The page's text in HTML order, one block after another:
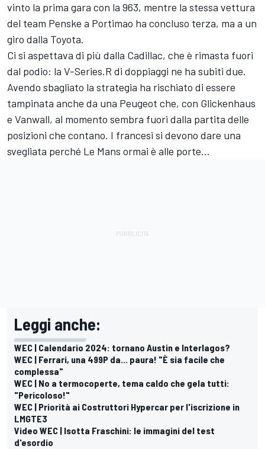
vinto la prima gara con la 963, mentre la stessa vettura
del team Penske a Portimao ha concluso terza, ma a un
giro dalla Toyota.
Ci si aspettava di più dalla Cadillac, che è rimasta fuori
dal podio: la V-Series.R di doppiaggi ne ha subiti due.
Avendo sbagliato la strategia ha rischiato di essere
tampinata anche da una Peugeot che, con Glickenhaus
e Vanwall, al momento sembra fuori dalla partita delle
posizioni che contano. I francesi si devono dare una
svegliata perché Le Mans ormai è alle porte…
Leggi anche:
WEC | Calendario 2024: tornano Austin e Interlagos?
WEC | Ferrari, una 499P da... paura! "È sia facile che
complessa"
WEC | No a termocoperte, tema caldo che gela tutti:
"Pericoloso!"
WEC | Priorità ai Costruttori Hypercar per l'iscrizione in
LMGTE3
Video WEC | Isotta Fraschini: le immagini del test
d'esordio